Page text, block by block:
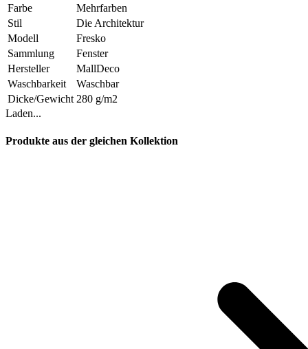
Farbe
Mehrfarben
Stil
Die Architektur
Modell
Fresko
Sammlung
Fenster
Hersteller
MallDeco
Waschbarkeit
Waschbar
Dicke/Gewicht 280 g/m2
Laden...
Produkte aus der gleichen Kollektion